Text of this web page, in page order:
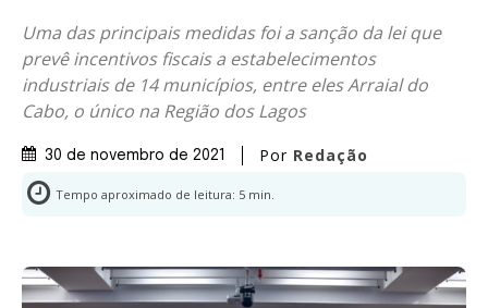
Uma das principais medidas foi a sanção da lei que
prevê incentivos fiscais a estabelecimentos
industriais de 14 municípios, entre eles Arraial do
Cabo, o único na Região dos Lagos
30 de novembro de 2021 Por Redação
Tempo aproximado de leitura: 5 min.